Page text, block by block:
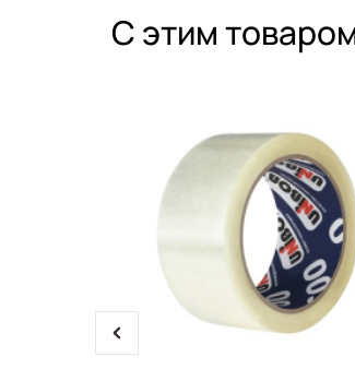
С этим
prev